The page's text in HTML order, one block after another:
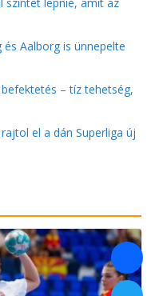
és Aalborg is ünnepelte
– tíz tehetség,
el a dán Superliga új